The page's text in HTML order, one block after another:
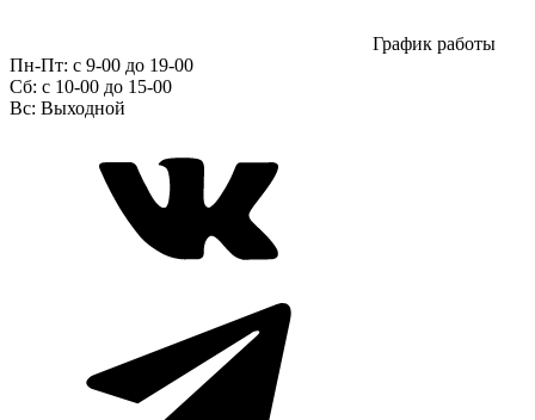
График работы
Пн-Пт: с 9-00 до 19-00
Сб: c 10-00 до 15-00
Вс: Выходной